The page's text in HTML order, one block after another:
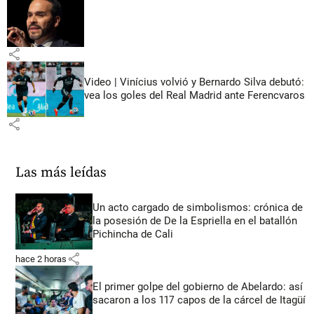
share
Video | Vinícius volvió y Bernardo Silva debutó:
vea los goles del Real Madrid ante Ferencvaros
share
Las más leídas
Un acto cargado de simbolismos: crónica de
la posesión de De la Espriella en el batallón
Pichincha de Cali
hace 2 horas share
El primer golpe del gobierno de Abelardo: así
sacaron a los 117 capos de la cárcel de Itagüí